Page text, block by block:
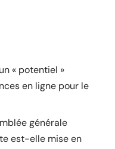
« potentiel »
en ligne pour le
générale
est-elle mise en